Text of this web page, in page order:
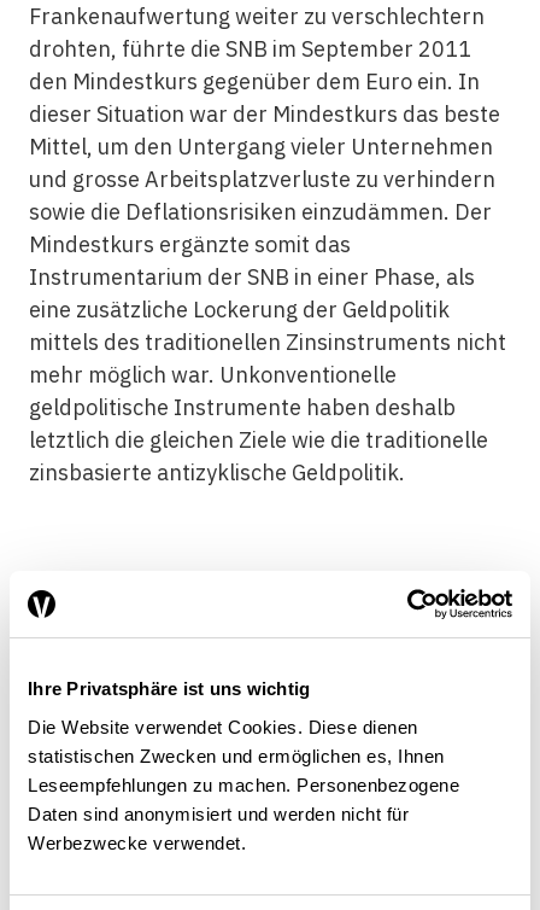
Ihre Privatsphäre ist uns wichtig
Die Website verwendet Cookies. Diese dienen
statistischen Zwecken und ermöglichen es, Ihnen
Leseempfehlungen zu machen. Personenbezogene
Daten sind anonymisiert und werden nicht für
Werbezwecke verwendet.
Frankenaufwertung weiter zu verschlechtern
drohten, führte die SNB im September 2011
den Mindestkurs gegenüber dem Euro ein. In
dieser Situation war der Mindestkurs das beste
Mittel, um den Untergang vieler Unternehmen
und grosse Arbeitsplatzverluste zu verhindern
sowie die Deflationsrisiken einzudämmen. Der
Mindestkurs ergänzte somit das
Instrumentarium der SNB in einer ­Phase, als
eine zusätzliche Lockerung der Geldpolitik
mittels des traditionellen Zins­instruments nicht
mehr möglich war. Unkonventionelle
geldpolitische Instrumente haben deshalb
letztlich die gleichen Ziele wie die traditionelle
zinsbasierte antizyklische Geldpolitik.
Die Grenzen der Geldpolitik
Der Auftrag zur Gewährleistung der
Preisstabilität bedeutetim Normalfall, dass die
Zentralbank ihre Instrumente für eine
antizyklische Geldpolitik einsetzt. Es kann
jedoch Situationen geben, in denen die
Entwicklung von Konjunktur und Teuerung nicht